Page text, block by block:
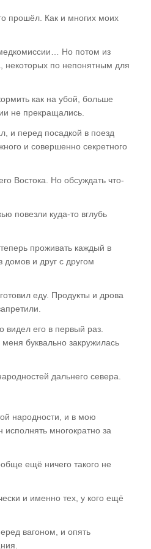
прошёл. Как и многих моих
Но потом из
некоторых по непонятным для
как на убой, больше
не прекращались.
и перед посадкой в поезд
и совершенно секретного
Востока. Но обсуждать что-
повезли куда-то вглубь
проживать каждый в
и друг с другом
еду. Продукты и дрова
его в первый раз.
буквально закружилась
дальнего севера.
народности, и в мою
многократно за
ещё ничего такого не
и именно тех, у кого ещё
вагоном, и опять